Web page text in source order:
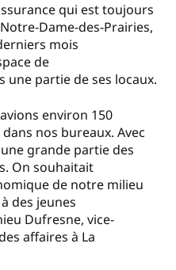
qui est toujours
Dame-des-Prairies,
mois
de
partie de ses locaux.
environ 150
nos bureaux. Avec
grande partie des
On souhaitait
de notre milieu
des jeunes
Dufresne, vice-
affaires à La